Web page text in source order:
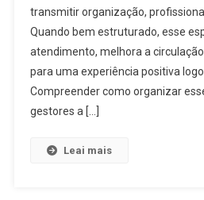
transmitir organização,
Quando bem estruturado, esse
atendimento, melhora a
para uma experiência positiva logo
Compreender como organizar
gestores a […]
Leai mais